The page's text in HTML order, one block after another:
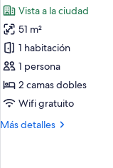
las
fotos
de
Suite
(The
Corner
Use)
Vista a la ciudad
51 m²
1 habitación
1 persona
2 camas dobles
Wifi gratuito
Más detalles
Más